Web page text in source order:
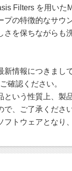
Filters を用いた
プの特徴的なサウ
さを保ちながらも
情報につきまし
確認ください。
いう性質上、製
、ご了承ください
トウェアとなり